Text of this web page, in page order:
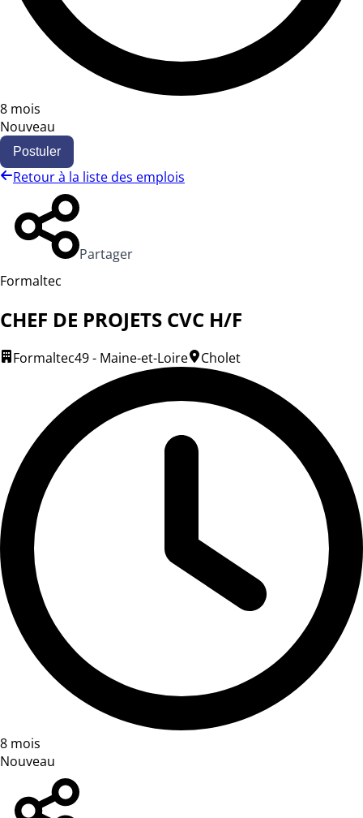
8 mois
Nouveau
Postuler
Retour à la liste des emplois
Partager
Formaltec
CHEF DE PROJETS CVC H/F
Formaltec49 - Maine-et-Loire Cholet
8 mois
Nouveau